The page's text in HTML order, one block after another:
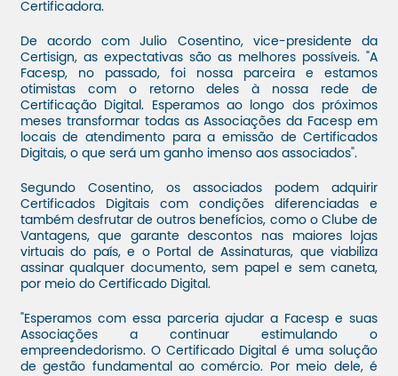
Certificadora.
De acordo com Julio Cosentino, vice-presidente da
Certisign, as expectativas são as melhores possíveis. "A
Facesp, no passado, foi nossa parceira e estamos
otimistas com o retorno deles à nossa rede de
Certificação Digital. Esperamos ao longo dos próximos
meses transformar todas as Associações da Facesp em
locais de atendimento para a emissão de Certificados
Digitais, o que será um ganho imenso aos associados".
Segundo Cosentino, os associados podem adquirir
Certificados Digitais com condições diferenciadas e
também desfrutar de outros benefícios, como o Clube de
Vantagens, que garante descontos nas maiores lojas
virtuais do país, e o Portal de Assinaturas, que viabiliza
assinar qualquer documento, sem papel e sem caneta,
por meio do Certificado Digital.
"Esperamos com essa parceria ajudar a Facesp e suas
Associações a continuar estimulando o
empreendedorismo. O Certificado Digital é uma solução
de gestão fundamental ao comércio. Por meio dele, é